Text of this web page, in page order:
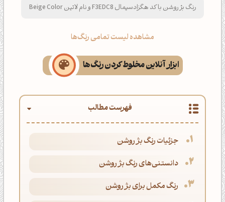
رنگ بژ روشن با کد هگزادسیمال F3EDC8 و نام لاتین Beige Color
مشاهده لیست تمامی رنگ‌ها
ابزار آنلاین مخلوط کردن رنگ‌ها
فهرست مطالب
جزئیات رنگ بژ روشن
دانستنی‌های رنگ بژ روشن
رنگ مکمل برای بژ روشن